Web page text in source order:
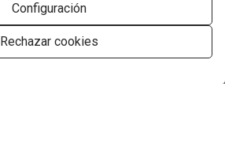
Configuración
Rechazar cookies